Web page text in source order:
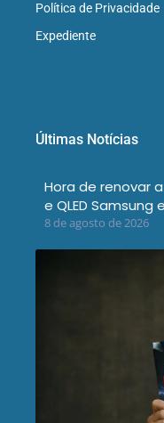
Política de Privacidade
Expediente
Últimas Notícias
Hora de renovar
e QLED
8 de agosto de 2026